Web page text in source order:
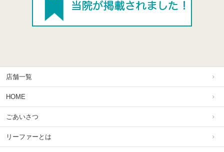
店舗一覧
HOME
ごあいさつ
リーファーとは